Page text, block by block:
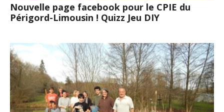
Nouvelle page facebook pour le CPIE du
Périgord-Limousin ! Quizz Jeu DIY